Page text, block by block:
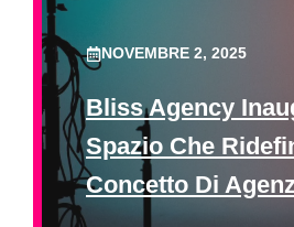
NOVEMBRE 2, 2025
Bliss Agency
Spazio Che
Concetto Di